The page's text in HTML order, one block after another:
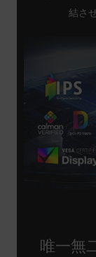
結さ
唯一無